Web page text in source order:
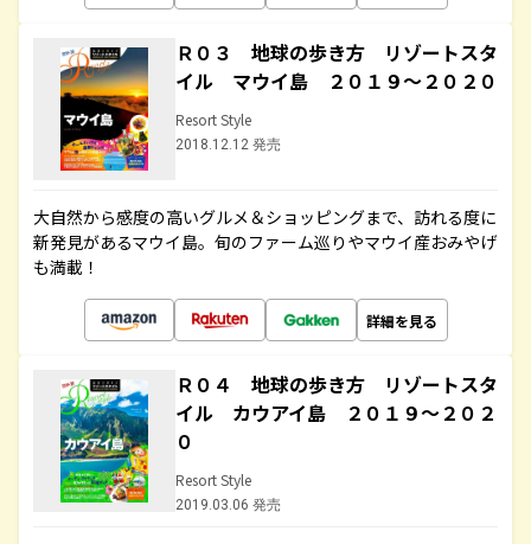
Ｒ０３ 地球の歩き方 リゾートスタ
イル マウイ島 ２０１９～２０２０
Resort Style
2018.12.12 発売
大自然から感度の高いグルメ＆ショッピングまで、訪れる度に
新発見があるマウイ島。旬のファーム巡りやマウイ産おみやげ
も満載！
詳細を見る
Ｒ０４ 地球の歩き方 リゾートスタ
イル カウアイ島 ２０１９～２０２
０
Resort Style
2019.03.06 発売